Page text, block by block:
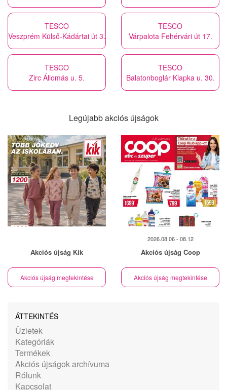
TESCO
Veszprém Külső-Kádártai út 3.
TESCO
Várpalota Fehérvári út 17.
TESCO
Zirc Állomás u. 5.
TESCO
Balatonboglár Klapka u. 30.
Legújabb akciós újságok
Akciós újság Kik
Akciós újság megtekintése
2026.08.06 - 08.12
Akciós újság Coop
Akciós újság megtekintése
ÁTTEKINTÉS
Üzletek
Kategóriák
Termékek
Akciós újságok archívuma
Rólunk
Kapcsolat